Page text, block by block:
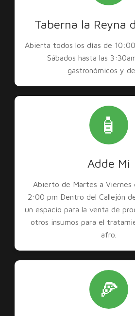
Taberna la Reyna
Abierta todos los días de
Sábados hasta las
gastronómicos y
🧴
Adde Mi
Abierto de Martes a Viernes
2:00 pm Dentro del Callejón
un espacio para la venta de
otros insumos para el
afro.
🍕